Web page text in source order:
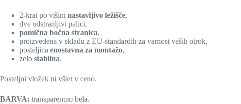
2-krat po višini nastavljivo ležišče,
dve odstranljivi palici,
pomična bočna stranica,
proizvedena v skladu z EU-standardih za varnost vaših otrok,
posteljica enostavna za montažo,
zelo stabilna.
Posteljni vložek ni vštet v ceno.
BARVA: transparentno bela.